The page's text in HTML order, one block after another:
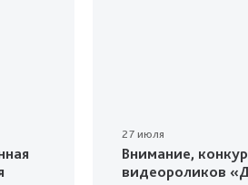
27 июля
Внимание,
видеороликов